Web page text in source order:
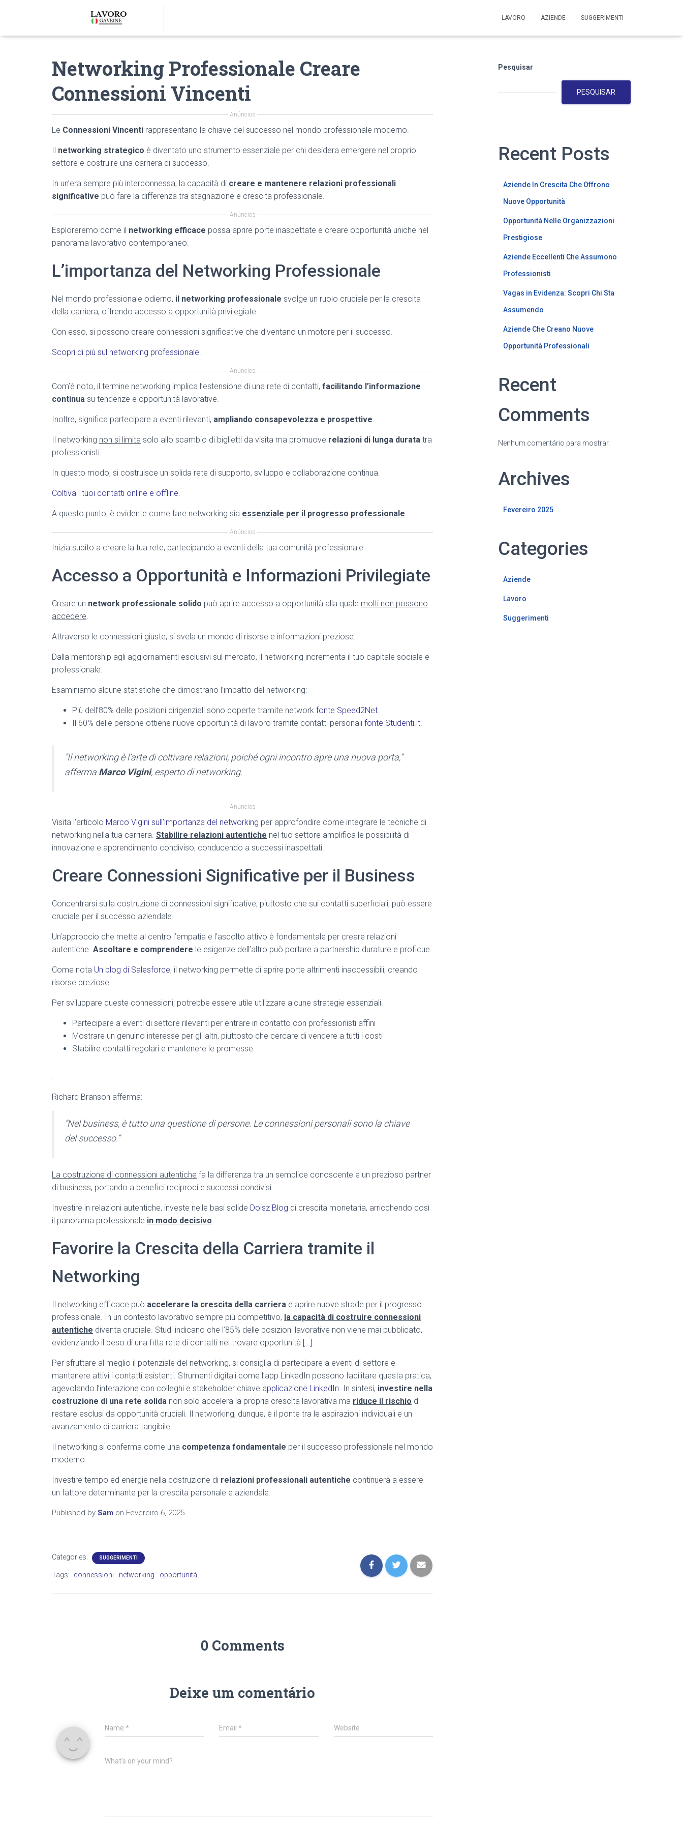
LAVORO AZIENDE SUGGERIMENTI
Networking Professionale Creare
Connessioni Vincenti
Anúncios
Le Connessioni Vincenti rappresentano la chiave del successo nel mondo professionale moderno.
Il networking strategico è diventato uno strumento essenziale per chi desidera emergere nel proprio
settore e costruire una carriera di successo.
In un’era sempre più interconnessa, la capacità di creare e mantenere relazioni professionali
significative può fare la differenza tra stagnazione e crescita professionale.
Anúncios
Esploreremo come il networking efficace possa aprire porte inaspettate e creare opportunità uniche nel
panorama lavorativo contemporaneo.
L’importanza del Networking Professionale
Nel mondo professionale odierno, il networking professionale svolge un ruolo cruciale per la crescita
della carriera, offrendo accesso a opportunità privilegiate.
Con esso, si possono creare connessioni significative che diventano un motore per il successo.
Scopri di più sul networking professionale.
Anúncios
Com’è noto, il termine networking implica l’estensione di una rete di contatti, facilitando l’informazione
continua su tendenze e opportunità lavorative.
Inoltre, significa partecipare a eventi rilevanti, ampliando consapevolezza e prospettive.
Il networking non si limita solo allo scambio di biglietti da visita ma promuove relazioni di lunga durata tra
professionisti.
In questo modo, si costruisce un solida rete di supporto, sviluppo e collaborazione continua.
Coltiva i tuoi contatti online e offline.
A questo punto, è evidente come fare networking sia essenziale per il progresso professionale.
Anúncios
Inizia subito a creare la tua rete, partecipando a eventi della tua comunità professionale.
Accesso a Opportunità e Informazioni Privilegiate
Creare un network professionale solido può aprire accesso a opportunità alla quale molti non possono
accedere.
Attraverso le connessioni giuste, si svela un mondo di risorse e informazioni preziose.
Dalla mentorship agli aggiornamenti esclusivi sul mercato, il networking incrementa il tuo capitale sociale e
professionale.
Esaminiamo alcune statistiche che dimostrano l’impatto del networking:
Più dell’80% delle posizioni dirigenziali sono coperte tramite network fonte Speed2Net.
Il 60% delle persone ottiene nuove opportunità di lavoro tramite contatti personali fonte Studenti.it.
“Il networking è l’arte di coltivare relazioni, poiché ogni incontro apre una nuova porta,”
afferma Marco Vigini, esperto di networking.
Anúncios
Visita l’articolo Marco Vigini sull’importanza del networking per approfondire come integrare le tecniche di
networking nella tua carriera. Stabilire relazioni autentiche nel tuo settore amplifica le possibilità di
innovazione e apprendimento condiviso, conducendo a successi inaspettati.
Creare Connessioni Significative per il Business
Concentrarsi sulla costruzione di connessioni significative, piuttosto che sui contatti superficiali, può essere
cruciale per il successo aziendale.
Un’approccio che mette al centro l’empatia e l’ascolto attivo è fondamentale per creare relazioni
autentiche. Ascoltare e comprendere le esigenze dell’altro può portare a partnership durature e proficue.
Come nota Un blog di Salesforce, il networking permette di aprire porte altrimenti inaccessibili, creando
risorse preziose.
Per sviluppare queste connessioni, potrebbe essere utile utilizzare alcune strategie essenziali.
Partecipare a eventi di settore rilevanti per entrare in contatto con professionisti affini
Mostrare un genuino interesse per gli altri, piuttosto che cercare di vendere a tutti i costi
Stabilire contatti regolari e mantenere le promesse
.
Richard Branson afferma:
“Nel business, è tutto una questione di persone. Le connessioni personali sono la chiave
del successo.”
La costruzione di connessioni autentiche fa la differenza tra un semplice conoscente e un prezioso partner
di business, portando a benefici reciproci e successi condivisi.
Investire in relazioni autentiche, investe nelle basi solide Doisz Blog di crescita monetaria, arricchendo così
il panorama professionale in modo decisivo.
Favorire la Crescita della Carriera tramite il
Networking
Il networking efficace può accelerare la crescita della carriera e aprire nuove strade per il progresso
professionale. In un contesto lavorativo sempre più competitivo, la capacità di costruire connessioni
autentiche diventa cruciale. Studi indicano che l’85% delle posizioni lavorative non viene mai pubblicato,
evidenziando il peso di una fitta rete di contatti nel trovare opportunità […].
Per sfruttare al meglio il potenziale del networking, si consiglia di partecipare a eventi di settore e
mantenere attivi i contatti esistenti. Strumenti digitali come l’app LinkedIn possono facilitare questa pratica,
agevolando l’interazione con colleghi e stakeholder chiave applicazione LinkedIn. In sintesi, investire nella
costruzione di una rete solida non solo accelera la propria crescita lavorativa ma riduce il rischio di
restare esclusi da opportunità cruciali. Il networking, dunque, è il ponte tra le aspirazioni individuali e un
avanzamento di carriera tangibile.
Il networking si conferma come una competenza fondamentale per il successo professionale nel mondo
moderno.
Investire tempo ed energie nella costruzione di relazioni professionali autentiche continuerà a essere
un fattore determinante per la crescita personale e aziendale.
Published by Sam on Fevereiro 6, 2025
Categories: SUGGERIMENTI
Tags: connessioni networking opportunità
0 Comments
Deixe um comentário
Name * Email* Website
What's on your mind?
Pesquisar
PESQUISAR
Recent Posts
Aziende In Crescita Che Offrono
Nuove Opportunità
Opportunità Nelle Organizzazioni
Prestigiose
Aziende Eccellenti Che Assumono
Professionisti
Vagas in Evidenza: Scopri Chi Sta
Assumendo
Aziende Che Creano Nuove
Opportunità Professionali
Recent
Comments
Nenhum comentário para mostrar.
Archives
Fevereiro 2025
Categories
Aziende
Lavoro
Suggerimenti